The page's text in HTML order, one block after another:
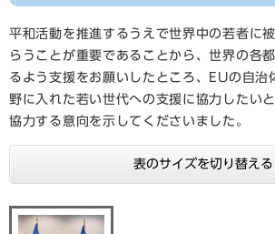
平和活動を推進するうえで世界中の若者に
らうことが重要であることから、世界の各
るよう支援をお願いしたところ、EUの自治
野に入れた若い世代への支援に協力したい
協力する意向を示してくださいました。
表のサイズを切り替える